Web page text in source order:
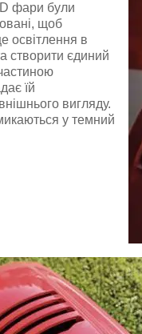
фари були
щоб
освітлення в
створити єдиний
їй
вигляду.
у темний